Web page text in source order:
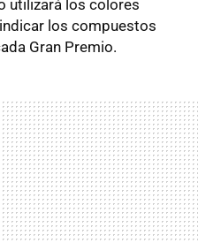
utilizará los colores
los compuestos
Gran Premio.